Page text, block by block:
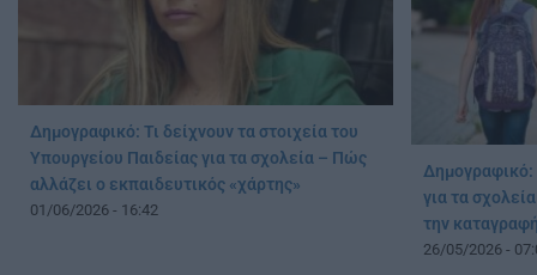
Δημογραφικό: Τι δείχνουν τα στοιχεία του
Υπουργείου Παιδείας για τα σχολεία – Πώς
αλλάζει ο εκπαιδευτικός «χάρτης»
01/06/2026 - 16:42
Δημογραφικό:
για τα
την
26/05/2026 -